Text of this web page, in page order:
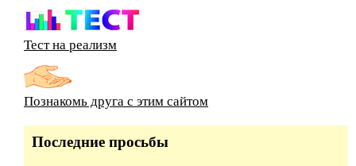
Тест на реализм
Познакомь друга с этим сайтом
Последние просьбы